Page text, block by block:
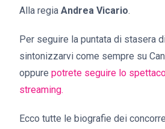
Alla regia Andrea Vicario.
Per seguire la puntata di stasera
sintonizzarvi come sempre su
oppure potrete seguire lo
streaming.
Ecco tutte le biografie dei